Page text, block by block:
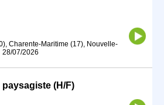
Charente-Maritime (17), Nouvelle-
28/07/2026
(H/F)